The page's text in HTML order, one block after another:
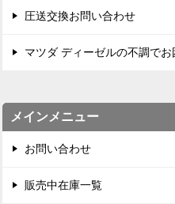
圧送交換お問い合わせ
マツダ ディーゼルの不調で
メインメニュー
お問い合わせ
販売中在庫一覧